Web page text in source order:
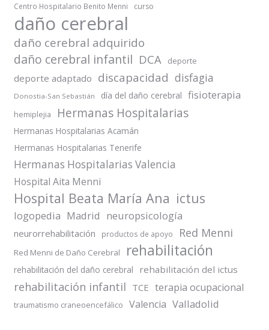
Centro Hospitalario Benito Menni curso
daño cerebral
daño cerebral adquirido
daño cerebral infantil DCA deporte
deporte adaptado discapacidad disfagia
Donostia-San Sebastián día del daño cerebral fisioterapia
hemiplejia Hermanas Hospitalarias
Hermanas Hospitalarias Acamán
Hermanas Hospitalarias Tenerife
Hermanas Hospitalarias Valencia
Hospital Aita Menni
Hospital Beata María Ana ictus
logopedia Madrid neuropsicología
neurorrehabilitación productos de apoyo Red Menni
Red Menni de Daño Cerebral rehabilitación
rehabilitación del daño cerebral rehabilitación del ictus
rehabilitación infantil TCE terapia ocupacional
traumatismo craneoencefálico Valencia Valladolid